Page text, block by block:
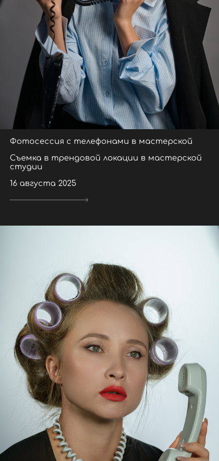
Фотосессия с телефонами в мастерской
Съемка в трендовой локации в мастерской
студии
16 августа 2025